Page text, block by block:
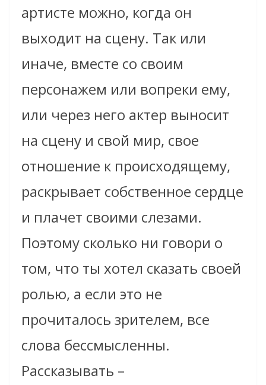
артисте можно, когда он
выходит на сцену. Так или
иначе, вместе со своим
персонажем или вопреки ему,
или через него актер выносит
на сцену и свой мир, свое
отношение к происходящему,
раскрывает собственное сердце
и плачет своими слезами.
Поэтому сколько ни говори о
том, что ты хотел сказать своей
ролью, а если это не
прочиталось зрителем, все
слова бессмысленны.
Рассказывать –